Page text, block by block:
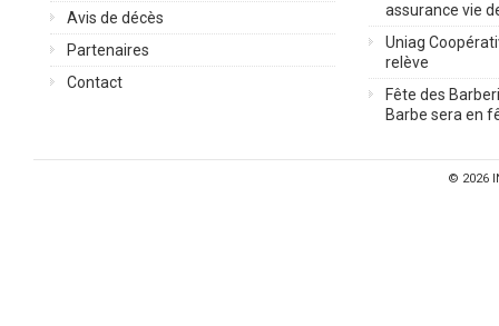
Avis de décès
Partenaires
Contact
assurance vie
Uniag
relève
Fête des
Barbe sera en
© 2026